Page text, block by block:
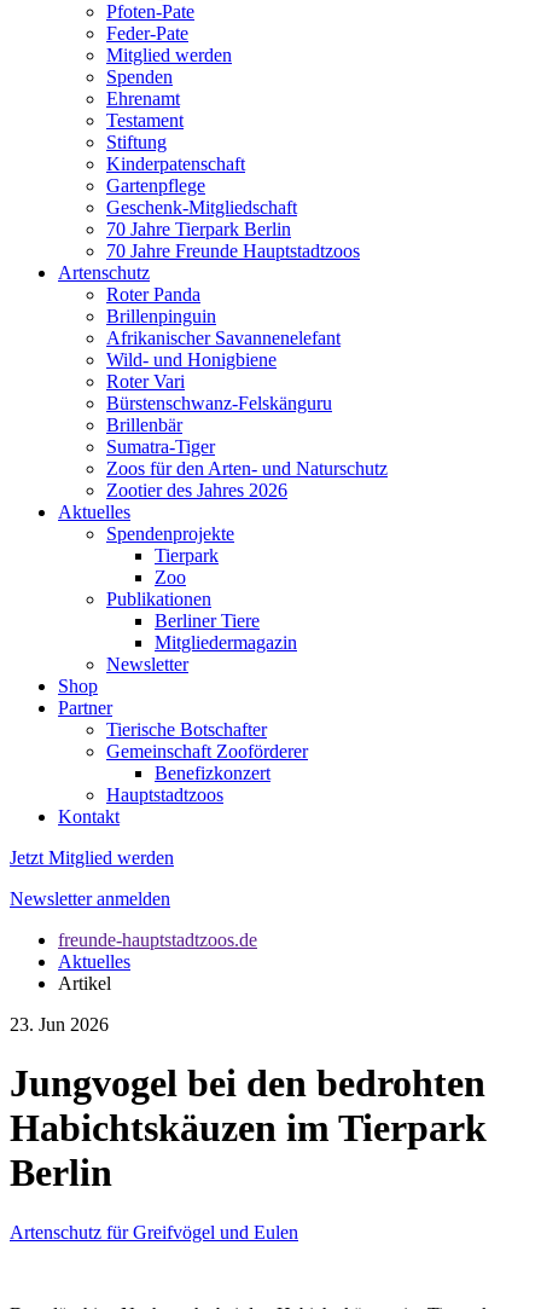
Pfoten-Pate
Feder-Pate
Mitglied werden
Spenden
Ehrenamt
Testament
Stiftung
Kinderpatenschaft
Gartenpflege
Geschenk-Mitgliedschaft
70 Jahre Tierpark Berlin
70 Jahre Freunde Hauptstadtzoos
Artenschutz
Roter Panda
Brillenpinguin
Afrikanischer Savannenelefant
Wild- und Honigbiene
Roter Vari
Bürstenschwanz-Felskänguru
Brillenbär
Sumatra-Tiger
Zoos für den Arten- und Naturschutz
Zootier des Jahres 2026
Aktuelles
Spendenprojekte
Tierpark
Zoo
Publikationen
Berliner Tiere
Mitgliedermagazin
Newsletter
Shop
Partner
Tierische Botschafter
Gemeinschaft Zooförderer
Benefizkonzert
Hauptstadtzoos
Kontakt
Jetzt Mitglied werden
Newsletter anmelden
freunde-hauptstadtzoos.de
Aktuelles
Artikel
23. Jun 2026
Jungvogel bei den bedrohten
Habichtskäuzen im Tierpark
Berlin
Artenschutz für Greifvögel und Eulen